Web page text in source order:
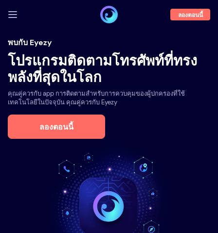
เข้าสู่ระบบ
ตัวอย่างการใช้
คุณสมบัติ
เกี่ยวกับเรา
บล็อก
ลองตอนนี้
พบกับ Eyezy
โปรแกรมติดตามโทรศัพท์ที่ทรง
พลังที่สุดในโลก
คุณคู่ควรกับ app การติดตามสำหรับการควบคุมของผู้ปกครองที่ใช้
เทคโนโลยีในปัจจุบัน คุณคู่ควรกับ Eyezy
ลองตอนนี้